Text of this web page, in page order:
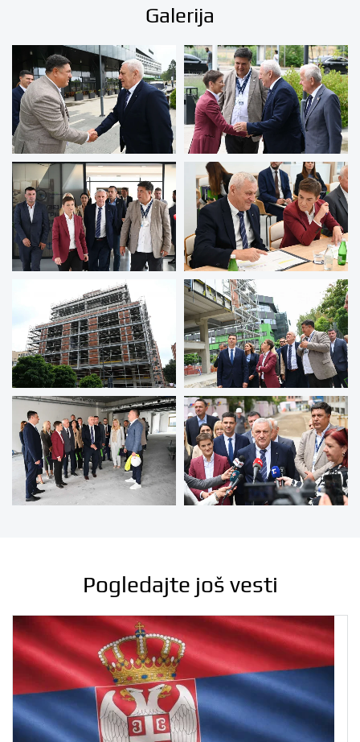
Galerija
Pogledajte još vesti